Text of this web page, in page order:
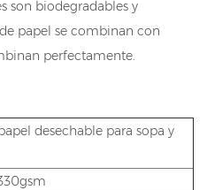
son biodegradables y
papel se combinan con
perfectamente.
desechable para sopa y